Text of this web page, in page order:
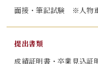
面接・筆記試験 ※人物
提出書類
成績証明書・卒業見込